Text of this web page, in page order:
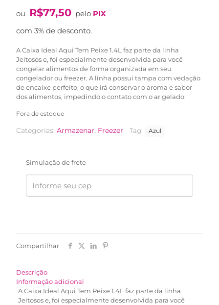
original
era:
R$105,90.R$79,90.
ou R$77,50 pelo PIX
com 3% de desconto.
A Caixa Ideal Aqui Tem Peixe 1.4L faz parte da linha
Jeitosos e, foi especialmente desenvolvida para você
congelar alimentos de forma organizada em seu
congelador ou freezer. A linha possui tampa com vedação
de encaixe perfeito, o que irá conservar o aroma e sabor
dos alimentos, impedindo o contato com o ar gelado.
Fora de estoque
Categorias: Armazenar, Freezer Tag: Azul
Simulação de frete
Compartilhar
Descrição
Informação adicional
A Caixa Ideal Aqui Tem Peixe 1.4L faz parte da linha
Jeitosos e, foi especialmente desenvolvida para você